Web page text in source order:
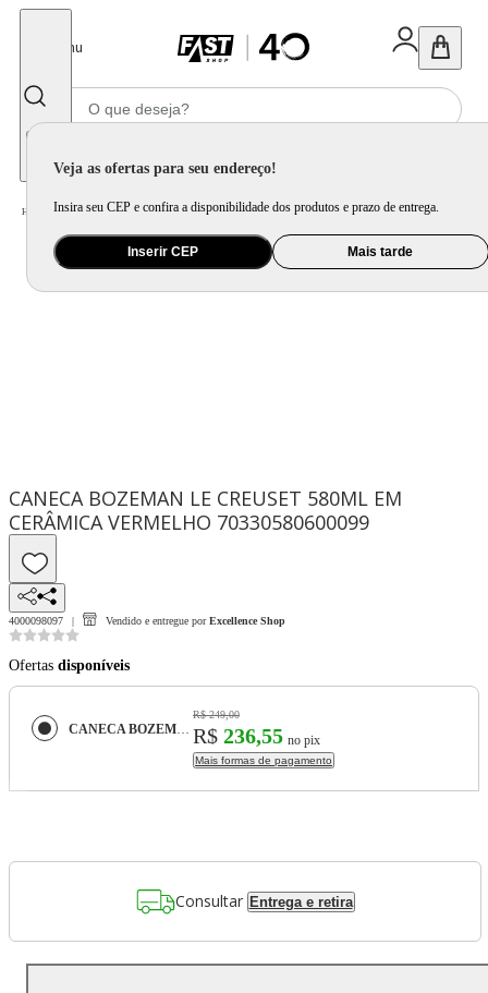
Menu
Veja as ofertas para seu endereço!
Insira seu CEP e confira a disponibilidade dos produtos e prazo de entrega.
Inserir CEP Mais tarde
Home Utilidade Doméstica Mesa / Jogo de Xícara e Xícara Avulsa
CANECA BOZEMAN LE CREUSET 580ML EM
CERÂMICA VERMELHO 70330580600099
4000098097 Vendido e entregue por Excellence Shop
Ofertas disponíveis
CANECA BOZEMAN LE CREUSET 580ML EM CERÂMICA VERMELHO 70330580600099
R$ 249,00
R$ 236,55 no pix
Mais formas de pagamento
Consultar Entrega e retira